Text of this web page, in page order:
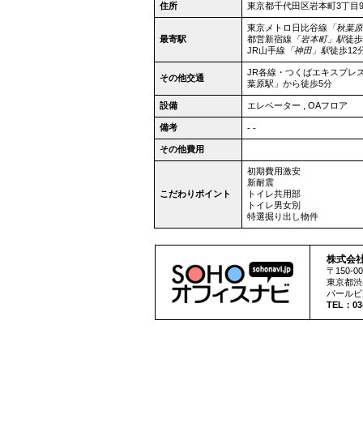
住所 東京都千代田区岩本町3丁目
最寄駅
東京メトロ日比谷線 「秋葉
都営新宿線 「岩本町」駅徒
JR山手線 「神田」駅徒歩12
その他交通
JR各線・つくばエキスプレ
葉原駅」から徒歩5分
設備 エレベーター OAフロア
備考 - -
その他費用
こだわりポイント
初期費用激安
新耐震
トイレ共用部
トイレ男女別
特選掘り出し物件
株式会
〒150-
東京都
パール
TEL：